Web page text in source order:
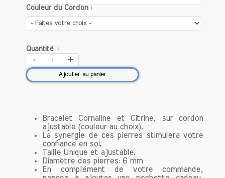
par des artisans passionnés,
garantissant une attention particulière à
chaque détail. Chaque pièce est unique,
qui vous ressemble et qui a été créé
avec soin et amour.
Qualité des pierres
connues pour leurs propriétés
bénéfiques. Que ce soit l'améthyste
pour la sérénité, le quartz rose pour
l'amour ou la labradorite pour la
protection, chaque bracelet est
composé de pierres soigneusement
Couleur du Cordon :
Quantité :
- +
Ajouter au panier
Bracelet Cornaline et Citrine, sur cordon
ajustable (couleur au choix).
La synergie de ces pierres stimulera votre
confiance en soi.
Taille Unique et ajustable.
Diamètre des pierres: 6 mm
En complément de votre commande,